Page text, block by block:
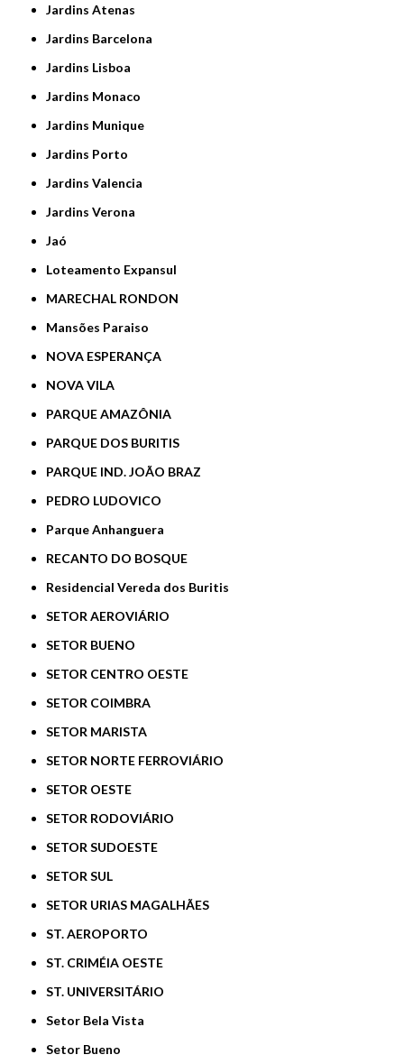
Jardins Atenas
Jardins Barcelona
Jardins Lisboa
Jardins Monaco
Jardins Munique
Jardins Porto
Jardins Valencia
Jardins Verona
Jaó
Loteamento Expansul
MARECHAL RONDON
Mansões Paraiso
NOVA ESPERANÇA
NOVA VILA
PARQUE AMAZÔNIA
PARQUE DOS BURITIS
PARQUE IND. JOÃO BRAZ
PEDRO LUDOVICO
Parque Anhanguera
RECANTO DO BOSQUE
Residencial Vereda dos Buritis
SETOR AEROVIÁRIO
SETOR BUENO
SETOR CENTRO OESTE
SETOR COIMBRA
SETOR MARISTA
SETOR NORTE FERROVIÁRIO
SETOR OESTE
SETOR RODOVIÁRIO
SETOR SUDOESTE
SETOR SUL
SETOR URIAS MAGALHÃES
ST. AEROPORTO
ST. CRIMÉIA OESTE
ST. UNIVERSITÁRIO
Setor Bela Vista
Setor Bueno